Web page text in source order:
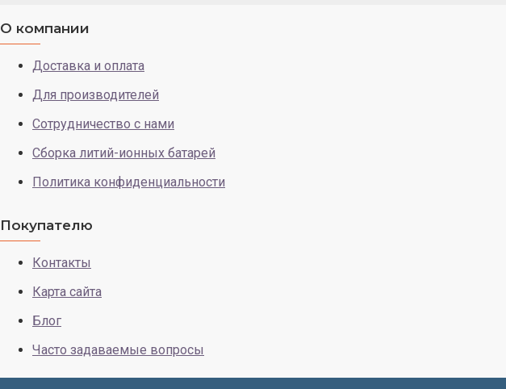
О компании
Доставка и оплата
Для производителей
Сотрудничество с нами
Сборка литий-ионных батарей
Политика конфиденциальности
Покупателю
Контакты
Карта сайта
Блог
Часто задаваемые вопросы